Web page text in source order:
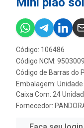
Código: 106486
Código NCM:
Código de Barras do
Embalagem: Unidade
Caixa Com: 24
Fornecedor: